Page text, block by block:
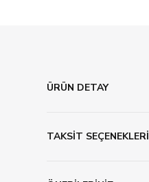
ÜRÜN DETAY
TAKSİT SEÇENEKLERİ